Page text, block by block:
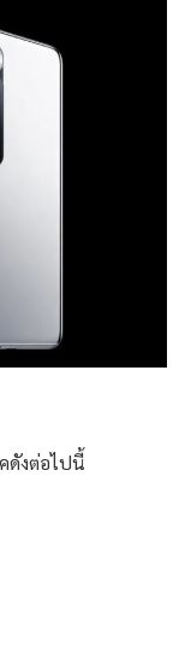
ดังต่อไปนี้